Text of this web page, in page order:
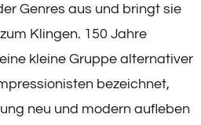
Genres aus und bringt sie
Klingen. 150 Jahre
kleine Gruppe alternativer
bezeichnet,
neu und modern aufleben